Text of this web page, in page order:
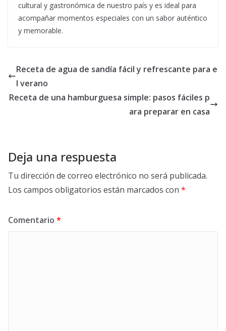
cultural y gastronómica de nuestro país y es ideal para
acompañar momentos especiales con un sabor auténtico
y memorable.
Receta de agua de sandía fácil y refrescante para e
l verano
Receta de una hamburguesa simple: pasos fáciles p
ara preparar en casa
Deja una respuesta
Tu dirección de correo electrónico no será publicada.
Los campos obligatorios están marcados con *
Comentario *